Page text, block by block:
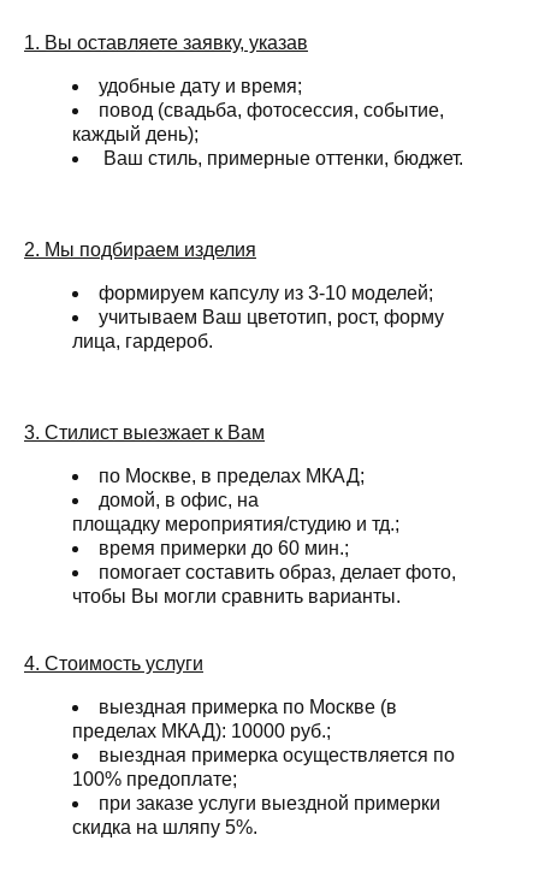
1. Вы оставляете заявку, указав
удобные дату и время;
повод (свадьба, фотосессия, событие,
каждый день);
Ваш стиль, примерные оттенки, бюджет.
2. Мы подбираем изделия
формируем капсулу из 3-10 моделей;
учитываем Ваш цветотип, рост, форму
лица, гардероб.
3. Стилист выезжает к Вам
по Москве, в пределах МКАД;
домой, в офис, на
площадку мероприятия/студию и тд.;
время примерки до 60 мин.;
помогает составить образ, делает фото,
чтобы Вы могли сравнить варианты.
4. Стоимость услуги
выездная примерка по Москве (в
пределах МКАД): 10000 руб.;
выездная примерка осуществляется по
100% предоплате;
при заказе услуги выездной примерки
скидка на шляпу 5%.